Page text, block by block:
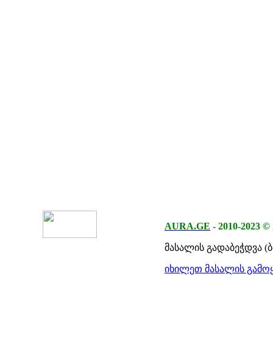
AURA.GE - 2010-2023 ©
მასალის გადაბეჭდვა
იხილეთ მასალის